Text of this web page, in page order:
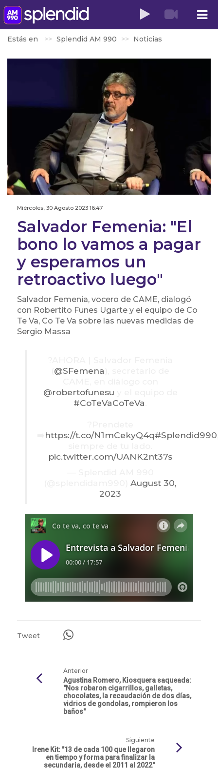
Estás en Splendid AM 990 Noticias
Miércoles, 30 Agosto 2023 16:47
Salvador Femenia: "El
bono lo vamos a pagar
y esperamos un
retroactivo luego"
Salvador Femenia, vocero de CAME, dialogó
con Robertito Funes Ugarte y el equipo de Co
Te Va, Co Te Va sobre las nuevas medidas de
Sergio Massa
@SFemena
@robertofunesu
#CoTeVaCoTeVa
https://t.co/N1mCekyQ4q#Splendid990
pic.twitter.com/UANK2nt37s
August 30,
2023
Tweet
Anterior
Agustina Romero, Kiosquera saqueada:
"Nos robaron cigarrillos, galletas,
chocolates, la recaudación de dos días,
vidrios de gondolas, rompieron los
baños"
Siguiente
Irene Kit: "13 de cada 100 que llegaron
en tiempo y forma para finalizar la
secundaria, desde el 2011 al 2022"